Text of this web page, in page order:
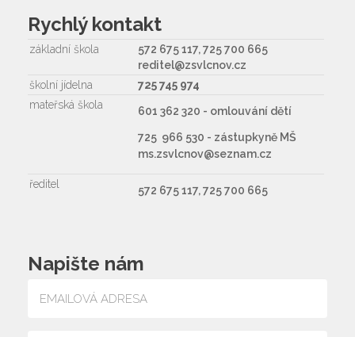
Rychlý kontakt
základní škola
572 675 117, 725 700 665
reditel@zsvlcnov.cz
školní jídelna
725 745 974
mateřská škola
601 362 320 - omlouvání dětí
725 966 530 - zástupkyně MŠ
ms.zsvlcnov@seznam.cz
ředitel 572 675 117, 725 700 665
Napište nám